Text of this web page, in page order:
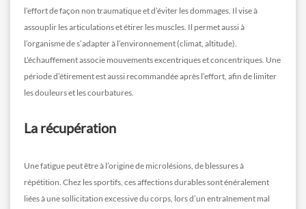
l’effort de façon non traumatique et d’éviter les dommages. Il vise à
assouplir les articulations et étirer les muscles. Il permet aussi à
l’organisme de s’adapter à l’environnement (climat, altitude).
L’échauffement associe mouvements excentriques et concentriques. Une
période d’étirement est aussi recommandée après l’effort, afin de limiter
les douleurs et les courbatures.
La récupération
Une fatigue peut être à l’origine de microlésions, de blessures à
répétition. Chez les sportifs, ces affections durables sont énéralement
liées à une sollicitation excessive du corps, lors d’un entraînement mal